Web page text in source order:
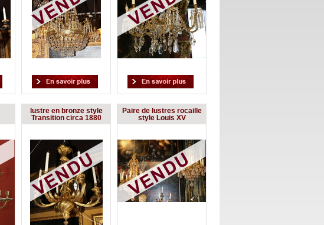
lustre en bronze style
Transition circa 1880
Paire de lustres rocaille
style Louis XV